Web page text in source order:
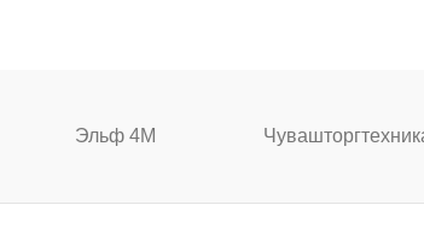
Эльф 4М